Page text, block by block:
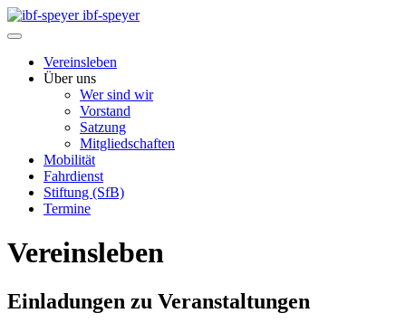
ibf-speyer
Vereinsleben
Über uns
Wer sind wir
Vorstand
Satzung
Mitgliedschaften
Mobilität
Fahrdienst
Stiftung (SfB)
Termine
Vereinsleben
Einladungen zu Veranstaltungen